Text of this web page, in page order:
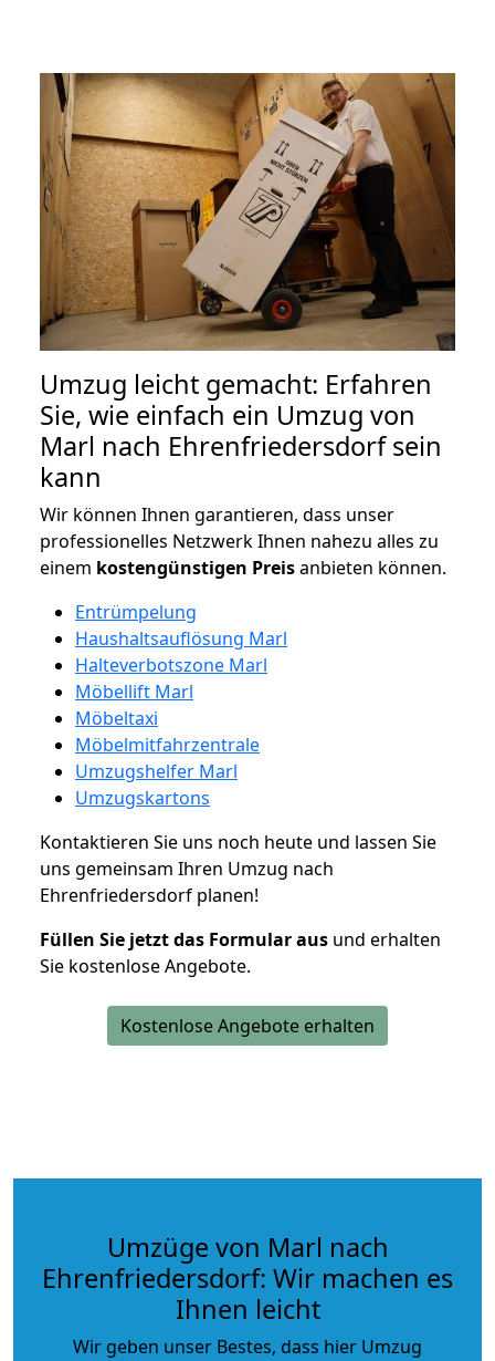
Umzug leicht gemacht: Erfahren
Sie, wie einfach ein Umzug von
Marl nach Ehrenfriedersdorf sein
kann
Wir können Ihnen garantieren, dass unser
professionelles Netzwerk Ihnen nahezu alles zu
einem kostengünstigen Preisanbieten können.
Entrümpelung
Haushaltsauflösung Marl
Halteverbotszone Marl
Möbellift Marl
Möbeltaxi
Möbelmitfahrzentrale
Umzugshelfer Marl
Umzugskartons
Kontaktieren Sie uns noch heute und lassen Sie
uns gemeinsam Ihren Umzug nach
Ehrenfriedersdorf planen!
Füllen Sie jetzt das Formular aus und erhalten
Sie kostenlose Angebote.
Kostenlose Angebote erhalten
Umzüge von Marl nach
Ehrenfriedersdorf: Wir machen es
Ihnen leicht
Wir geben unser Bestes, dass hier Umzug